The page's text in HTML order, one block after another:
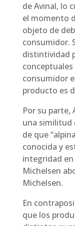
de Avinal, lo
el momento
objeto de
consumidor.
distintividad
consumidor
producto es
Por su parte,
una similitud
de que
conocida y
integridad
Michelsen
Michelsen.
En
que los